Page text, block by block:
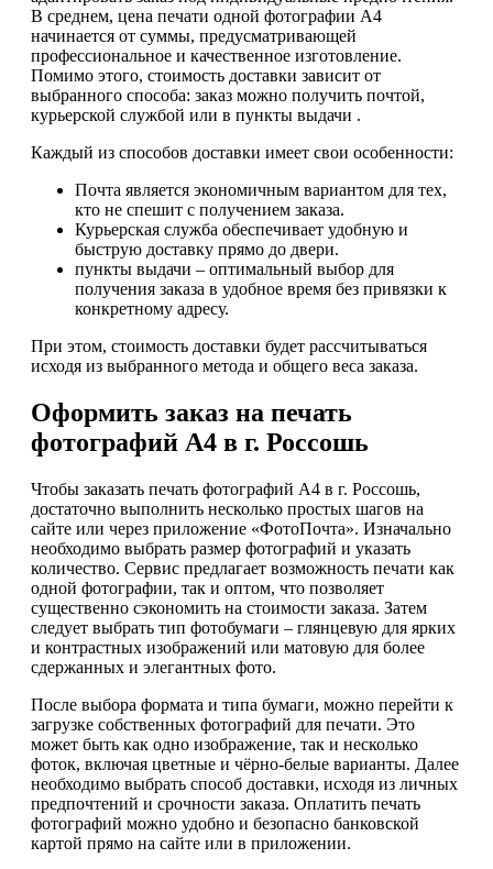
В среднем, цена печати одной фотографии А4
начинается от суммы, предусматривающей
профессиональное и качественное изготовление.
Помимо этого, стоимость доставки зависит от
выбранного способа: заказ можно получить почтой,
курьерской службой или в пункты выдачи .
Каждый из способов доставки имеет свои особенности:
Почта является экономичным вариантом для тех,
кто не спешит с получением заказа.
Курьерская служба обеспечивает удобную и
быструю доставку прямо до двери.
пункты выдачи – оптимальный выбор для
получения заказа в удобное время без привязки к
конкретному адресу.
При этом, стоимость доставки будет рассчитываться
исходя из выбранного метода и общего веса заказа.
Оформить заказ на печать
фотографий А4 в г. Россошь
Чтобы заказать печать фотографий А4 в г. Россошь,
достаточно выполнить несколько простых шагов на
сайте или через приложение «ФотоПочта». Изначально
необходимо выбрать размер фотографий и указать
количество. Сервис предлагает возможность печати как
одной фотографии, так и оптом, что позволяет
существенно сэкономить на стоимости заказа. Затем
следует выбрать тип фотобумаги – глянцевую для ярких
и контрастных изображений или матовую для более
сдержанных и элегантных фото.
После выбора формата и типа бумаги, можно перейти к
загрузке собственных фотографий для печати. Это
может быть как одно изображение, так и несколько
фоток, включая цветные и чёрно-белые варианты. Далее
необходимо выбрать способ доставки, исходя из личных
предпочтений и срочности заказа. Оплатить печать
фотографий можно удобно и безопасно банковской
картой прямо на сайте или в приложении.